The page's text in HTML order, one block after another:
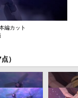
編カット
）